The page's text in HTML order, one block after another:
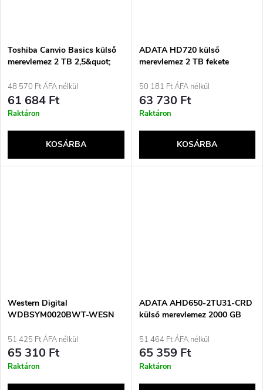
Toshiba Canvio Basics külső
merevlemez 2 TB 2,5&quot;
2.0/3.2 Gen 1 (3.1 Gen 1)
Fekete
48 570 Ft ÁFA nélkül
61 684 Ft
Raktáron
KOSÁRBA
ADATA HD720 külső
merevlemez 2 TB fekete
50 181 Ft ÁFA nélkül
63 730 Ft
Raktáron
KOSÁRBA
Western Digital
WDBSYM0020BWT-WESN
2,5&quot; USB Type-A 2.0/3.2
Gen 1 (3.1 Gen 1) Fehér
51 425 Ft ÁFA nélkül
65 310 Ft
Raktáron
ADATA AHD650-2TU31-CRD
külső merevlemez 2000 GB
51 464 Ft ÁFA nélkül
65 359 Ft
Raktáron